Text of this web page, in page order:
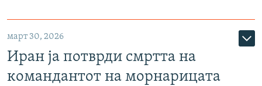
март 30, 2026
Иран ја потврди смртта на
командантот на морнарицата